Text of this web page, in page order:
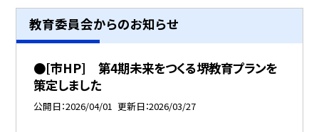
教育委員会からのお知らせ
●[市HP] 第4期未来をつくる堺教育プランを
策定しました
公開日 2026/04/01 更新日 2026/03/27